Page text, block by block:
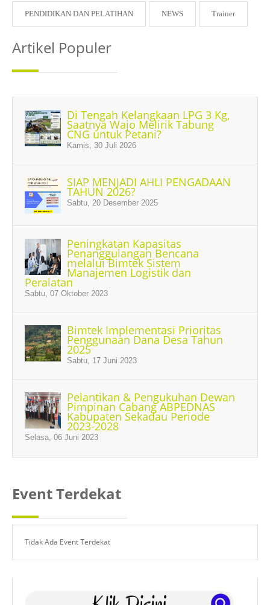
PENDIDIKAN DAN PELATIHAN NEWS Trainer
Artikel Populer
Di Tengah Kelangkaan LPG 3 Kg,
Saatnya Wajo Melirik Tabung
CNG untuk Petani?
Kamis, 30 Juli 2026
SIAP MENJADI AHLI PENGADAAN
TAHUN 2026?
Sabtu, 20 Desember 2025
Peningkatan Kapasitas
Penanggulangan Bencana
melalui Bimtek Sistem
Manajemen Logistik dan
Peralatan
Sabtu, 07 Oktober 2023
Bimtek Implementasi Prioritas
Penggunaan Dana Desa Tahun
2025
Sabtu, 17 Juni 2023
Pelantikan & Pengukuhan Dewan
Pimpinan Cabang ABPEDNAS
Kabupaten Sekadau Periode
2023-2028
Selasa, 06 Juni 2023
Event Terdekat
Tidak Ada Event Terdekat